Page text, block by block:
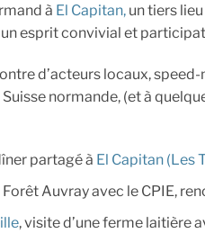
à El Capitan, un tiers
esprit convivial et
d’acteurs locaux,
normande, (et à
partagé à El Capitan (Les
Auvray avec le CPIE,
, visite d’une ferme laitière